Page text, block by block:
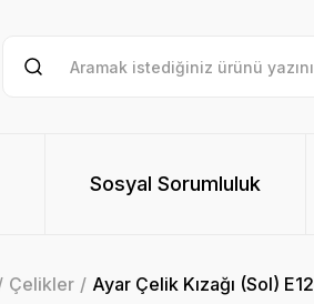
Sosyal Sorumluluk
Çelikler Ayar Çelik Kızağı (Sol) E12